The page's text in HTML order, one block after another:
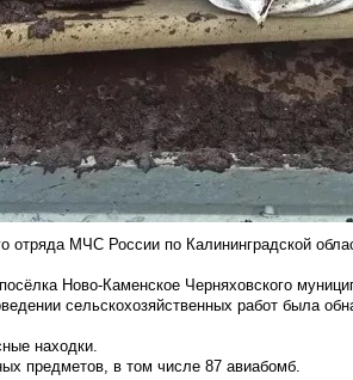
МЧС России по Калининградской
Ново-Каменское Черняховского
сельскохозяйственных работ была
находки.
предметов, в том числе 87 авиабомб.